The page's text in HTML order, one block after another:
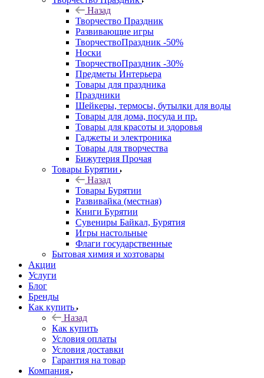
Назад
Творчество Праздник
Развивающие игры
ТворчествоПраздник -50%
Носки
ТворчествоПраздник -30%
Предметы Интерьера
Товары для праздника
Праздники
Шейкеры, термосы, бутылки для воды
Товары для дома, посуда и пр.
Товары для красоты и здоровья
Гаджеты и электроника
Товары для творчества
Бижутерия Прочая
Товары Бурятии
Назад
Товары Бурятии
Развивайка (местная)
Книги Бурятии
Сувениры Байкал, Бурятия
Игры настольные
Флаги государственные
Бытовая химия и хозтовары
Акции
Услуги
Блог
Бренды
Как купить
Назад
Как купить
Условия оплаты
Условия доставки
Гарантия на товар
Компания